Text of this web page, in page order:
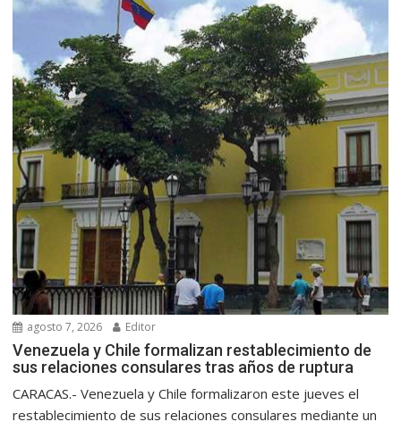
agosto 7, 2026 Editor
Venezuela y Chile formalizan restablecimiento de
sus relaciones consulares tras años de ruptura
CARACAS.- Venezuela y Chile formalizaron este jueves el
restablecimiento de sus relaciones consulares mediante un